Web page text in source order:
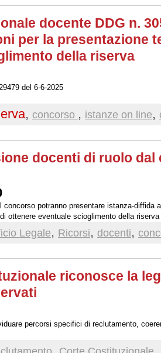
docente DDG n.
per la presentazione
della riserva
del 6-6-2025
, concorso , istanze on line,
docenti di ruolo dal
concorso potranno presentare istanza-diffida
ottenere eventuale scioglimento della riserva
Legale, Ricorsi, docenti,
riconosce la
percorsi specifici di reclutamento,